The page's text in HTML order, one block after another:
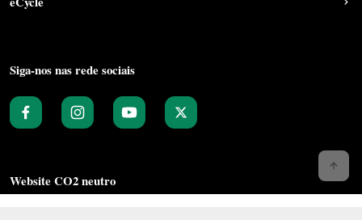
Siga-nos nas rede sociais
Website CO2 neutro